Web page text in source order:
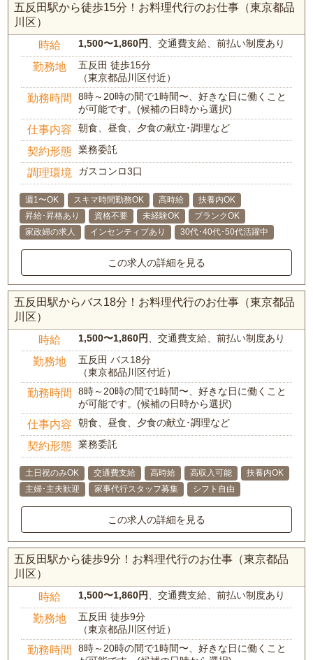
五反田駅から徒歩15分！お料理代行のお仕事（東京都品
川区）
時給 1,500〜1,860円 、交通費支給、前払い制度あり
勤務地
五反田 徒歩15分
（東京都品川区付近）
勤務時間
8時～20時の間で1時間〜、好きな日に働くこと
が可能です。(候補の日時から選択)
仕事内容 朝食、昼食、夕食の献立･調理など
契約形態 業務委託
調理環境 ガスコンロ3口
週1〜OK スキマ時間勤務OK 高時給
扶養内OK
昇給･昇格あり
資格不要 未経験OK
ブランクOK
家政婦の求人
インセンティブあり 30代･40代･50代活躍中
この求人の詳細を見る
五反田駅からバス18分！お料理代行のお仕事（東京都品
川区）
時給 1,500〜1,860円 、交通費支給、前払い制度あり
勤務地
五反田 バス18分
（東京都品川区付近）
勤務時間
8時～20時の間で1時間〜、好きな日に働くこと
が可能です。(候補の日時から選択)
仕事内容 朝食、昼食、夕食の献立･調理など
契約形態 業務委託
土日祝のみOK 交通費支給 高時給 高収入可能
扶養内OK
主婦･主夫歓迎
家事代行スタッフ募集 シフト自由
この求人の詳細を見る
五反田駅から徒歩9分！お料理代行のお仕事（東京都品
川区）
時給 1,500〜1,860円 、交通費支給、前払い制度あり
勤務地
五反田 徒歩9分
（東京都品川区付近）
勤務時間
8時～20時の間で1時間〜、好きな日に働くこと